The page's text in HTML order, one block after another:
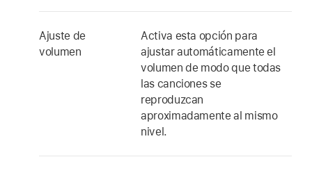
Ajuste de
volumen
Activa esta opción para
ajustar automáticamente el
volumen de modo que todas
las canciones se
reproduzcan
aproximadamente al mismo
nivel.